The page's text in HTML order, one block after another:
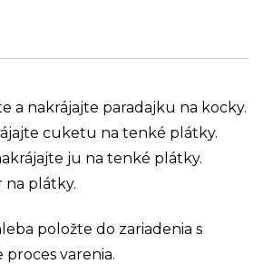
a nakrájajte paradajku na kocky.
cuketu na tenké plátky.
ju na tenké plátky.
na plátky.
položte do zariadenia s
varenia.